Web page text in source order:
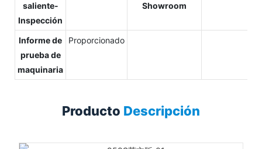
saliente-
Inspección
Showroom
Informe de
prueba de
maquinaria
Proporcionado
Producto Descripción